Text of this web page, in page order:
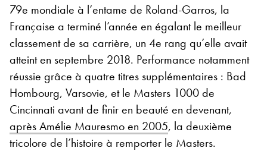
79e mondiale à l’entame de Roland-Garros, la
Française a terminé l’année en égalant le meilleur
classement de sa carrière, un 4e rang qu’elle avait
atteint en septembre 2018. Performance notamment
réussie grâce à quatre titres supplémentaires : Bad
Hombourg, Varsovie, et le Masters 1000 de
Cincinnati avant de finir en beauté en devenant,
après Amélie Mauresmo en 2005, la deuxième
tricolore de l’histoire à remporter le Masters.